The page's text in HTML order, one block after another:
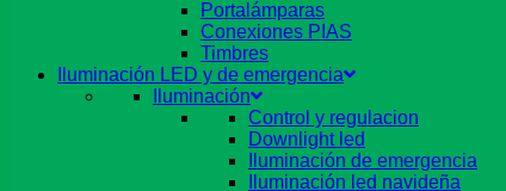
Portalámparas
Conexiones PIAS
Timbres
Iluminación LED y de emergencia
Iluminación
Control y regulacion
Downlight led
Iluminación de emergencia
Iluminación led navideña